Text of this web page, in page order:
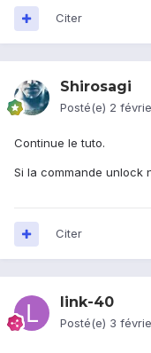
Citer
Shirosagi
Posté(e) 2
Continue le tuto.
Si la commande unlock
Citer
link-40
Posté(e) 3